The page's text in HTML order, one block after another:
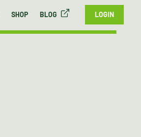
SHOP BLOG LOGIN